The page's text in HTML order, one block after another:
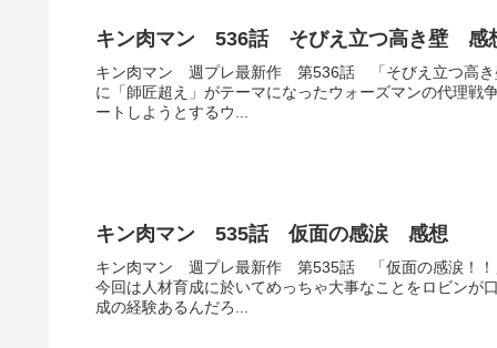
キン肉マン 536話 そびえ立つ高き壁 感
キン肉マン 週プレ最新作 第536話 「そびえ立つ高き
に「師匠超え」がテーマになったウォーズマンの代理戦
ートしようとするウ...
キン肉マン 535話 仮面の感涙 感想
キン肉マン 週プレ最新作 第535話 「仮面の感涙！！
今回は人材育成に於いてめっちゃ大事なことをロビンが
成の経験あるんだろ...